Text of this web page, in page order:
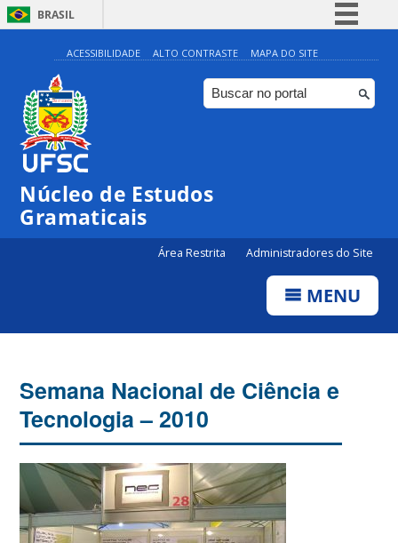
BRASIL
Simplifique!
Comunica BR
Participe
ACESSIBILIDADE ALTO CONTRASTE MAPA DO SITE
Núcleo de Estudos
Gramaticais
Área Restrita Administradores do Site
MENU
Semana Nacional de Ciência e
Tecnologia – 2010